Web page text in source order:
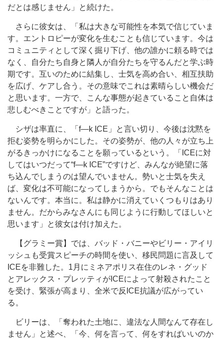
だとは感じません」と続けた。
さらに彼女は、「私は大きな可能性を本気で信じていま
す。エントロピーが変化を生むことも信じています。今は
コミュニティとして深く掘り下げ、他の誰かに頼る時では
なく、自分たち自身と隣人が自分たちを守るんだと学ぶ時
期です。互いのために結集し、士気を高め合い、相互扶助
を広げ、ケアし合う。その意味でこれは素晴らしい機会だ
と思います。一方で、こんな事態が起きていること自体は
悲しむべきことですが」と語った。
シザは率直に、「f―k ICE」と言い切り、今後は沈黙を
拒む姿勢を明らかにした。その姿勢が、他の人々が立ち上
がるきっかけになることを願っているという。「ICEに対
してはいつだって“f―k ICE”ですけど、みんなが絶望に落
ち込んでしまうのは望んでいません。勢いと士気を失え
ば、変化は不可能になってしまうから。でもそんなことは
ないんです。本当に。私は静かに消えていくつもりはあり
ません。だからみなさんにも同じように行動してほしいと
思います」と彼女は付け加えた。
【グラミー賞】では、バッド・バニーやビリー・アイリ
ッシュも受賞スピーチの時間を使い、移民問題に言及して
ICEを非難した。1月にミネアポリス在住のレネ・グッド
とアレックス・プレッティがICEによって射殺されたこと
を受け、緊張が高まり、全米で反ICE抗議が広がってい
る。
ビリーは、「奪われた土地に、違法な人間なんて存在し
ません」と述べ、「今、何を言って、何をすればいいのか